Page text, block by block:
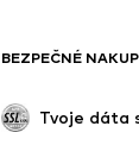
BEZPEČNÉ
Tvoje dáta